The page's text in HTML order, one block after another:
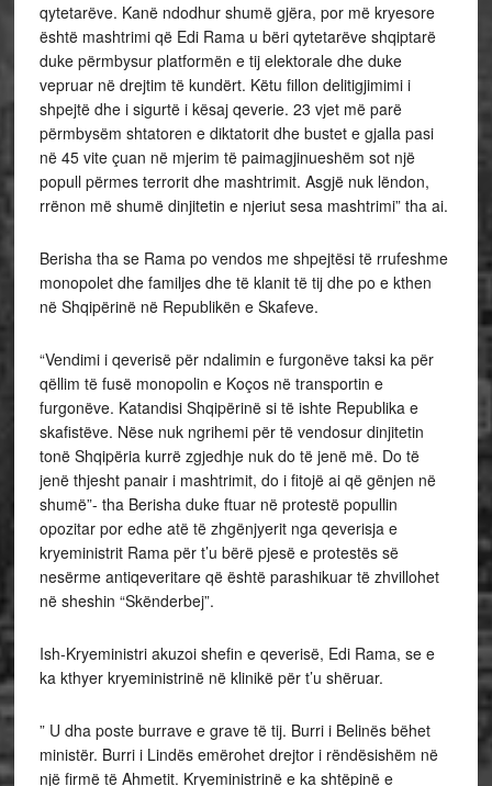
qytetarëve. Kanë ndodhur shumë gjëra, por më kryesore
është mashtrimi që Edi Rama u bëri qytetarëve shqiptarë
duke përmbysur platformën e tij elektorale dhe duke
vepruar në drejtim të kundërt. Këtu fillon delitigjimimi i
shpejtë dhe i sigurtë i kësaj qeverie. 23 vjet më parë
përmbysëm shtatoren e diktatorit dhe bustet e gjalla pasi
në 45 vite çuan në mjerim të paimagjinueshëm sot një
popull përmes terrorit dhe mashtrimit. Asgjë nuk lëndon,
rrënon më shumë dinjitetin e njeriut sesa mashtrimi” tha ai.
Berisha tha se Rama po vendos me shpejtësi të rrufeshme
monopolet dhe familjes dhe të klanit të tij dhe po e kthen
në Shqipërinë në Republikën e Skafeve.
“Vendimi i qeverisë për ndalimin e furgonëve taksi ka për
qëllim të fusë monopolin e Koços në transportin e
furgonëve. Katandisi Shqipërinë si të ishte Republika e
skafistëve. Nëse nuk ngrihemi për të vendosur dinjitetin
tonë Shqipëria kurrë zgjedhje nuk do të jenë më. Do të
jenë thjesht panair i mashtrimit, do i fitojë ai që gënjen në
shumë”- tha Berisha duke ftuar në protestë popullin
opozitar por edhe atë të zhgënjyerit nga qeverisja e
kryeministrit Rama për t’u bërë pjesë e protestës së
nesërme antiqeveritare që është parashikuar të zhvillohet
në sheshin “Skënderbej”.
Ish-Kryeministri akuzoi shefin e qeverisë, Edi Rama, se e
ka kthyer kryeministrinë në klinikë për t’u shëruar.
” U dha poste burrave e grave të tij. Burri i Belinës bëhet
ministër. Burri i Lindës emërohet drejtor i rëndësishëm në
një firmë të Ahmetit. Kryeministrinë e ka shtëpinë e